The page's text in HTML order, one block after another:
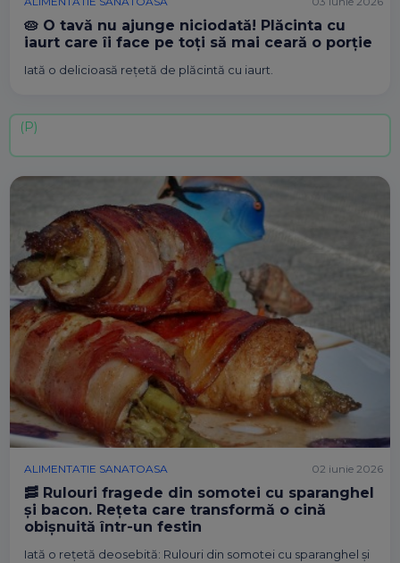
🥧 O tavă nu ajunge niciodată! Plăcinta cu
iaurt care îi face pe toți să mai ceară o porție
Iată o delicioasă rețetă de plăcintă cu iaurt.
ALIMENTATIE SANATOASA
🥓 Rulouri fragede din somotei cu sparanghel
și bacon. Rețeta care transformă o cină
obișnuită într-un festin
Iată o rețetă deosebită: Rulouri din somotei cu sparanghel și
02 iunie 2026